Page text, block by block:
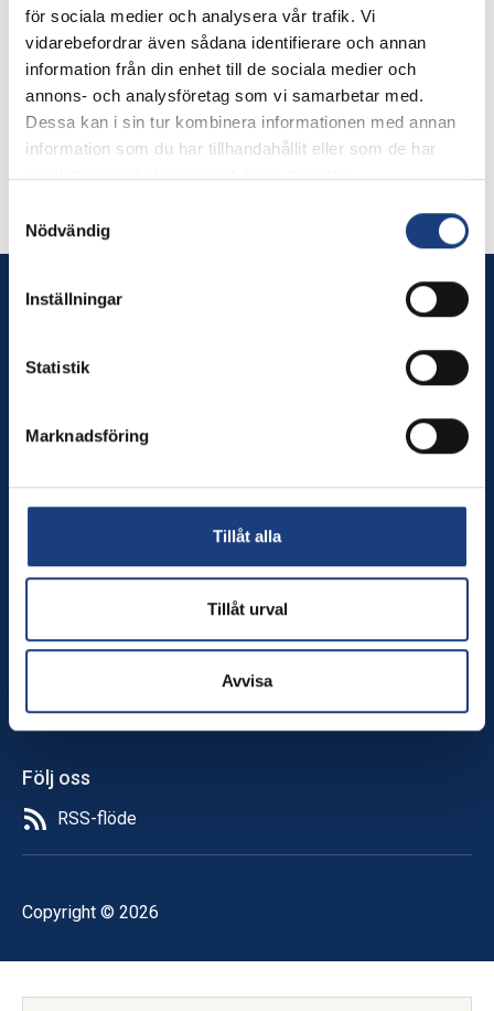
för sociala medier och analysera vår trafik. Vi
vidarebefordrar även sådana identifierare och annan
information från din enhet till de sociala medier och
annons- och analysföretag som vi samarbetar med.
Dessa kan i sin tur kombinera informationen med annan
information som du har tillhandahållit eller som de har
samlat in när du har använt deras tjänster.
Nödvändig
Inställningar
Statistik
Marknadsföring
Tillåt alla
Tillåt urval
Avvisa
Organisation
Sveriges lantbruksuniversitet, SLU
Huvudsökande
Gabriella Lindgren
018-4714971
Stiftelsen Hästforskning
Stiftelsen Hästforskning finansierar betydelsefulla projekt
inom veterinärmedicinsk- och husdjursvetenskaplig
människa, samhälle och miljö.
Innehåll
Anslag
Om oss
Nyhetsbrev
Följ oss
RSS-flöde
Copyright © 2026